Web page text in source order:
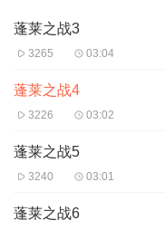
蓬莱之战3
3265 03:04
蓬莱之战4
3226 03:02
蓬莱之战5
3240 03:01
蓬莱之战6